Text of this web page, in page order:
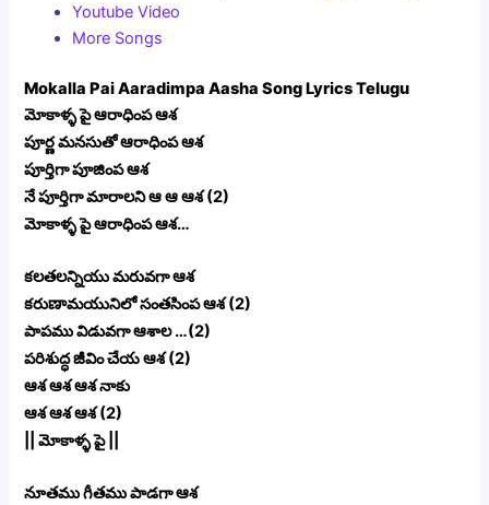
Youtube Video
More Songs
Mokalla Pai Aaradimpa Aasha Song Lyrics Telugu
మోకాళ్ళ పై ఆరాధింప ఆశ
పూర్ణ మనసుతో ఆరాధింప ఆశ
పూర్తిగా పూజింప ఆశ
నే పూర్తిగా మారాలని ఆ ఆ ఆశ (2)
మోకాళ్ళ పై ఆరాధింప ఆశ…
కలతలన్నియు మరువగా ఆశ
కరుణామయునిలో సంతసింప ఆశ (2)
పాపము విడువగా ఆశాల …(2)
పరిశుద్ధ జీవిం చేయ ఆశ (2)
ఆశ ఆశ ఆశ నాకు
ఆశ ఆశ ఆశ (2)
|| మోకాళ్ళ పై ||
నూతము గీతము పాడగా ఆశ